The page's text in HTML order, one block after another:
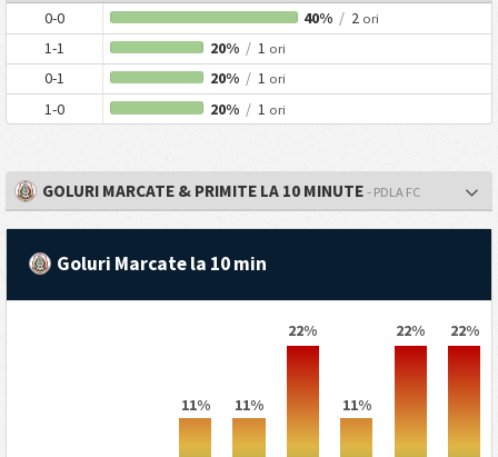
0-0 40% / 2 ori
1-1 20% /1 ori
0-1 20% /1 ori
1-0 20% /1 ori
GOLURI MARCATE & PRIMITE LA 10 MINUTE - PDLA FC
Goluri Marcate la 10 min
11% 11%
22%
11%
22% 22%